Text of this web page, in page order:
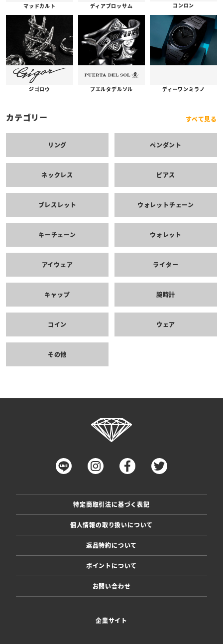
マッドカルト ディアブロッサム コンロン
ジゴロウ プエルタデルソル ディーワンミラノ
カテゴリー すべて見る
リング ペンダント
ネックレス ピアス
ブレスレット ウォレットチェーン
キーチェーン ウォレット
アイウェア ライター
キャップ 腕時計
コイン ウェア
その他
特定商取引法に基づく表記
個人情報の取り扱いについて
返品特約について
ポイントについて
お問い合わせ
企業サイト